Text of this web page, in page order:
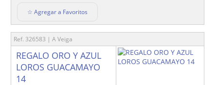
☆ Agregar a Favoritos
Ref. 326583 | A Veiga
REGALO ORO Y AZUL
LOROS GUACAMAYO
14